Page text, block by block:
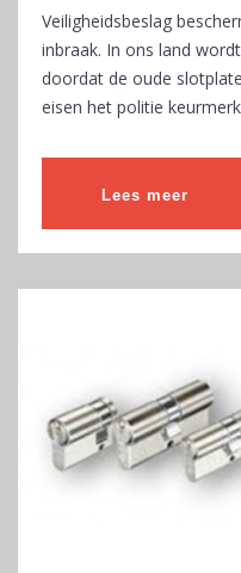
Veiligheidsbeslag
inbraak. In ons land
doordat de oude
eisen het politie
Lees meer